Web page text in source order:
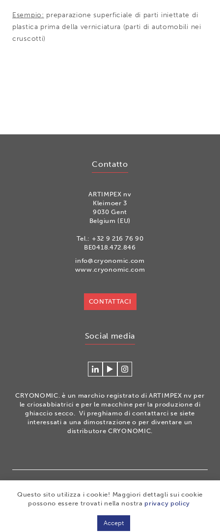
Esempio: preparazione superficiale di parti iniettate di
plastica prima della verniciatura (parti di automobili nei
cruscotti)
Contatto
ARTIMPEX nv
Kleimoer 3
9030 Gent
Belgium (EU)
Tel.: +32 9 216 76 90
BE0418.472.846
info@cryonomic.com
www.cryonomic.com
CONTATTACI
Social media
Connecteer
Cryonomic
op
Linkedin
Watch
videos
on
the
Cryonomic
Youtube
Volg
op
Instagram
CRYONOMIC. è un marchio registrato di ARTIMPEX nv per
le criosabbiatrici e per le macchine per la produzione di
ghiaccio secco. Vi preghiamo di contattarci se siete
interessati a una dimostrazione o per diventare un
distributore CRYONOMIC.
of ARTIMPEX nv
| Privacy | Disclaimer | Cookies
Questo sito utilizza i cookie! Maggiori dettagli sui cookie
possono essere trovati nella nostra privacy policy
Accept